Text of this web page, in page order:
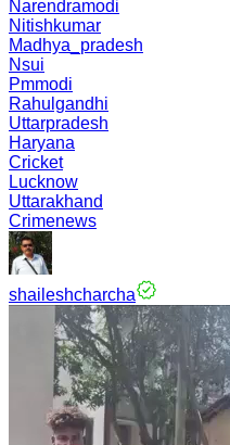
Narendramodi
Nitishkumar
Madhya_pradesh
Nsui
Pmmodi
Rahulgandhi
Uttarpradesh
Haryana
Cricket
Lucknow
Uttarakhand
Crimenews
shaileshcharcha